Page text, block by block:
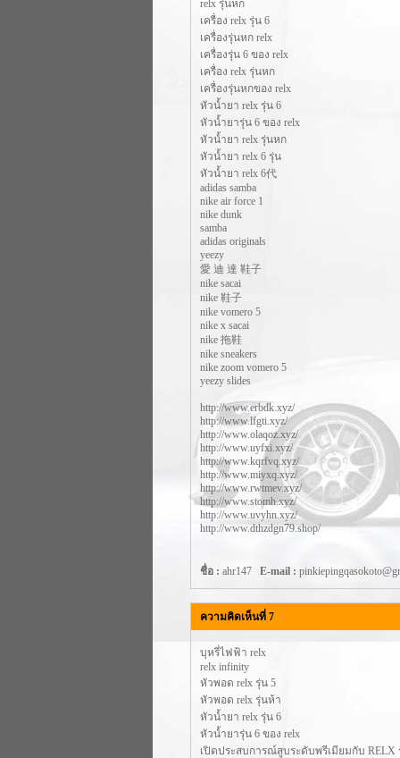
relx รุ่นหก
เครื่อง relx รุ่น 6
เครื่องรุ่นหก relx
เครื่องรุ่น 6 ของ relx
เครื่อง relx รุ่นหก
เครื่องรุ่นหกของ relx
หัวน้ำยา relx รุ่น 6
หัวน้ำยารุ่น 6 ของ relx
หัวน้ำยา relx รุ่นหก
หัวน้ำยา relx 6 รุ่น
หัวน้ำยา relx 6代
adidas samba
nike air force 1
nike dunk
samba
adidas originals
yeezy
愛 迪 達 鞋子
nike sacai
nike 鞋子
nike vomero 5
nike x sacai
nike 拖鞋
nike sneakers
nike zoom vomero 5
yeezy slides
http://www.erbdk.xyz/
http://www.lfgti.xyz/
http://www.olaqoz.xyz/
http://www.uyfxi.xyz/
http://www.kqrfvq.xyz/
http://www.miyxq.xyz/
http://www.rwtmev.xyz/
http://www.stomh.xyz/
http://www.uvyhn.xyz/
http://www.dthzdgn79.shop/
ชื่อ : ahr147 E-mail :
ความคิดเห็นที่ 7
บุหรี่ไฟฟ้า relx
relx infinity
หัวพอด relx รุ่น 5
หัวพอด relx รุ่นห้า
หัวน้ำยา relx รุ่น 6
หัวน้ำยารุ่น 6 ของ relx
เปิดประสบการณ์สูบระดับพรีเมียมกับ